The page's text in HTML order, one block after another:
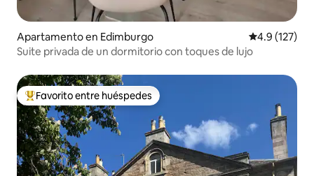
Apartamento en Edimburgo Calificación
4.9 (127)
Suite privada de un dormitorio con toques de lujo
Favorito entre huéspedes preferido
Favorito entre huéspedes